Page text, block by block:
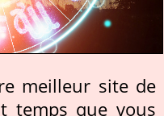
meilleur site de
temps que vous